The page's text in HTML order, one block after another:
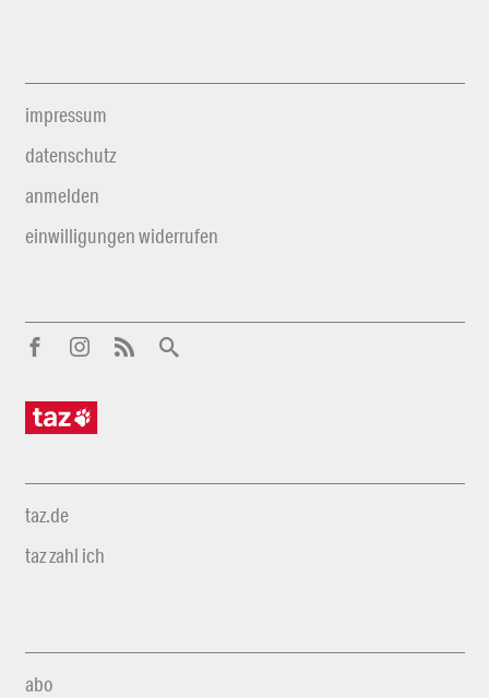
impressum
datenschutz
anmelden
einwilligungen widerrufen
taz.de
taz zahl ich
abo